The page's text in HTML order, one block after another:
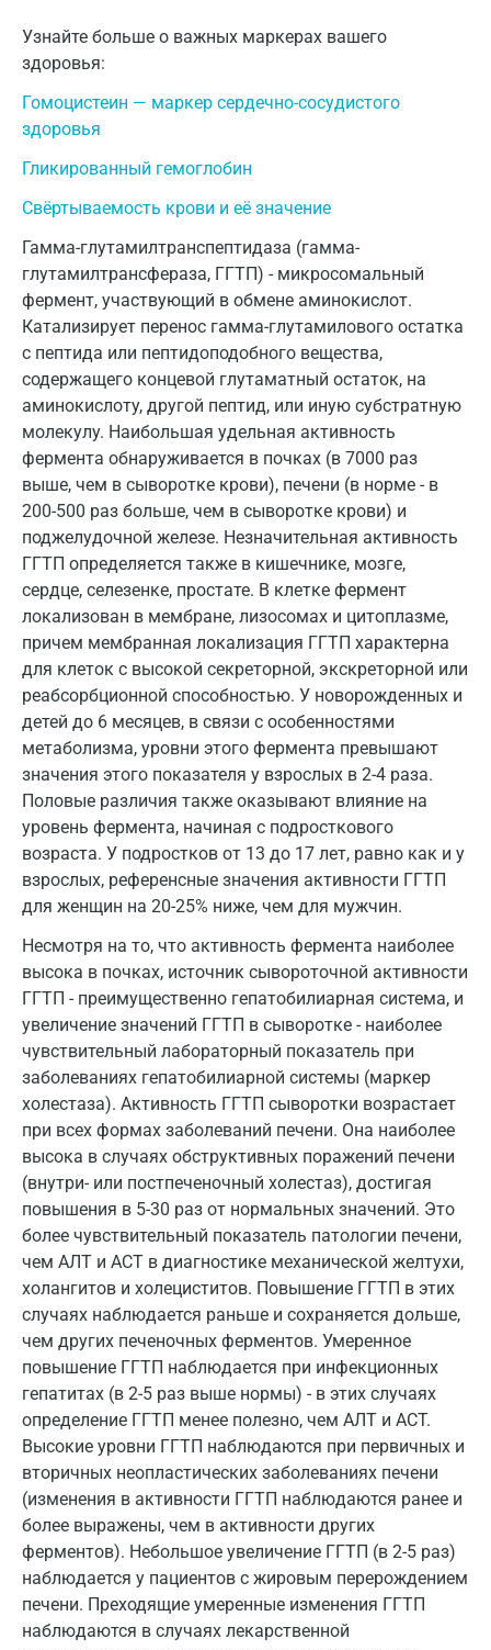
Узнайте больше о важных маркерах вашего
здоровья:
Гомоцистеин — маркер сердечно-сосудистого
здоровья
Гликированный гемоглобин
Свёртываемость крови и её значение
Гамма-глутамилтранспептидаза (гамма-
глутамилтрансфераза, ГГТП) - микросомальный
фермент, участвующий в обмене аминокислот.
Катализирует перенос гамма-глутамилового остатка
с пептида или пептидоподобного вещества,
содержащего концевой глутаматный остаток, на
аминокислоту, другой пептид, или иную субстратную
молекулу. Наибольшая удельная активность
фермента обнаруживается в почках (в 7000 раз
выше, чем в сыворотке крови), печени (в норме - в
200-500 раз больше, чем в сыворотке крови) и
поджелудочной железе. Незначительная активность
ГГТП определяется также в кишечнике, мозге,
сердце, селезенке, простате. В клетке фермент
локализован в мембране, лизосомах и цитоплазме,
причем мембранная локализация ГГТП характерна
для клеток с высокой секреторной, экскреторной или
реабсорбционной способностью. У новорожденных и
детей до 6 месяцев, в связи с особенностями
метаболизма, уровни этого фермента превышают
значения этого показателя у взрослых в 2-4 раза.
Половые различия также оказывают влияние на
уровень фермента, начиная с подросткового
возраста. У подростков от 13 до 17 лет, равно как и у
взрослых, референсные значения активности ГГТП
для женщин на 20-25% ниже, чем для мужчин.
Несмотря на то, что активность фермента наиболее
высока в почках, источник сывороточной активности
ГГТП - преимущественно гепатобилиарная система, и
увеличение значений ГГТП в сыворотке - наиболее
чувствительный лабораторный показатель при
заболеваниях гепатобилиарной системы (маркер
холестаза). Активность ГГТП сыворотки возрастает
при всех формах заболеваний печени. Она наиболее
высока в случаях обструктивных поражений печени
(внутри- или постпеченочный холестаз), достигая
повышения в 5-30 раз от нормальных значений. Это
более чувствительный показатель патологии печени,
чем АЛТ и ACT в диагностике механической желтухи,
холангитов и холециститов. Повышение ГГТП в этих
случаях наблюдается раньше и сохраняется дольше,
чем других печеночных ферментов. Умеренное
повышение ГГТП наблюдается при инфекционных
гепатитах (в 2-5 раз выше нормы) - в этих случаях
определение ГГТП менее полезно, чем АЛТ и ACT.
Высокие уровни ГГТП наблюдаются при первичных и
вторичных неопластических заболеваниях печени
(изменения в активности ГГТП наблюдаются ранее и
более выражены, чем в активности других
ферментов). Небольшое увеличение ГГТП (в 2-5 раз)
наблюдается у пациентов с жировым перерождением
печени. Преходящие умеренные изменения ГГТП
наблюдаются в случаях лекарственной
Вологда
Воронеж
Голубое
Дзержинск
Дзержинский
Дмитров
Долгопрудный
Домодедово
Екатеринбург
Жуковский
Звенигород
Зеленоград
Иваново
Ивантеевка
Ижевск
Истра
Йошкар-Ола
Калининград
Калуга
Кемерово
Ковров
Коломна
Королев
Кострома
Котельники
Красногорск
Краснодар
Красноярск
Курск
Липецк
Лобня
Люберцы
Майкоп